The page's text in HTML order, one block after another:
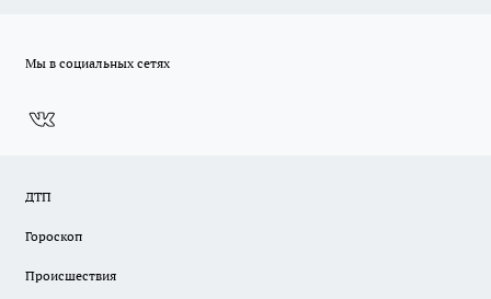
Мы в социальных сетях
ДТП
Гороскоп
Происшествия